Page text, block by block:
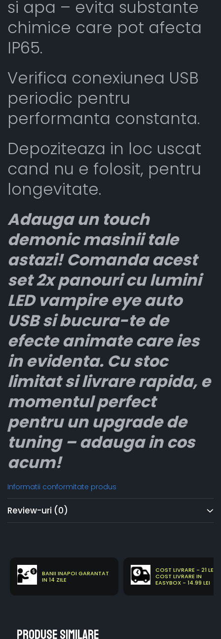
si apa – evita substante
chimice care pot afecta
IP65.
Verifica conexiunea USB
periodic pentru
performanta constanta.
Depoziteaza in loc uscat
cand nu e folosit, pentru
longevitate.
Adauga un touch
demonic masinii tale
astazi! Comanda acest
set 2x panouri cu lumini
LED vampire eye auto
USB si bucura-te de
efecte animate care ies
in evidenta. Cu stoc
limitat si livrare rapida, e
momentul perfect
pentru un upgrade de
tuning – adauga in cos
acum!
Informatii conformitate produs
Review-uri (0)
BANII INAPOI GARANTAT
IN 14 ZILE
COST LIVRARE - 21 LEI
COST LIVRARE IN
EASYBOX - 14.99 LEI
Produse similare